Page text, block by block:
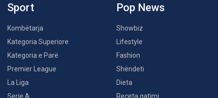
Sport
Kombëtarja
Kategoria Superiore
Kategoria e Parë
Premier League
La Liga
Serie A
Pop News
Showbiz
Lifestyle
Fashion
Shëndeti
Dieta
Receta gatimi